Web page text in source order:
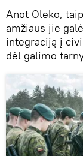
Anot Oleko,
amžiaus jie
integraciją į
dėl galimo